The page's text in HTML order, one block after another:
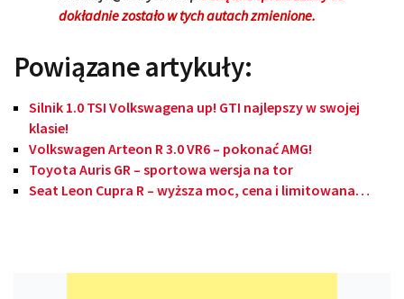
dokładnie zostało w tych autach zmienione.
Powiązane artykuły:
Silnik 1.0 TSI Volkswagena up! GTI najlepszy w swojej
klasie!
Volkswagen Arteon R 3.0 VR6 – pokonać AMG!
Toyota Auris GR – sportowa wersja na tor
Seat Leon Cupra R – wyższa moc, cena i limitowana…